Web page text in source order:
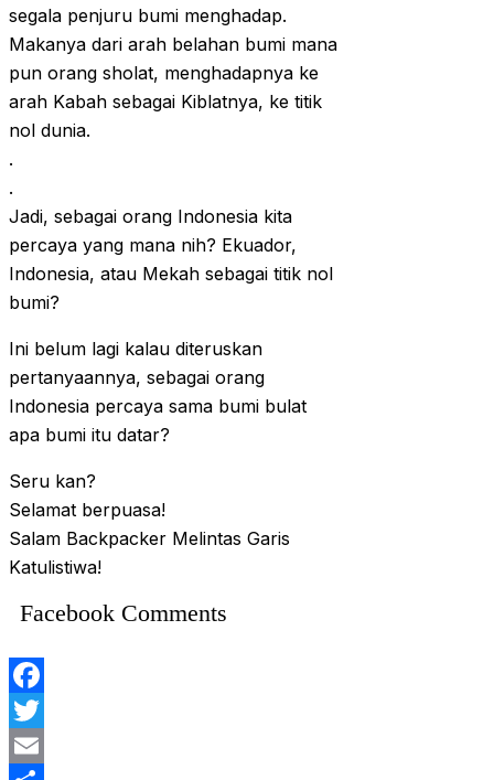
segala penjuru bumi menghadap.
Makanya dari arah belahan bumi mana
pun orang sholat, menghadapnya ke
arah Kabah sebagai Kiblatnya, ke titik
nol dunia.
.
.
Jadi, sebagai orang Indonesia kita
percaya yang mana nih? Ekuador,
Indonesia, atau Mekah sebagai titik nol
bumi?
Ini belum lagi kalau diteruskan
pertanyaannya, sebagai orang
Indonesia percaya sama bumi bulat
apa bumi itu datar?
Seru kan?
Selamat berpuasa!
Salam Backpacker Melintas Garis
Katulistiwa!
Facebook Comments
Facebook
Twitter